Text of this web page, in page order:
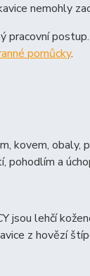
nemohly
pracovní
pomůcky.
kovem,
pohodlím a
jsou lehčí
z hovězí